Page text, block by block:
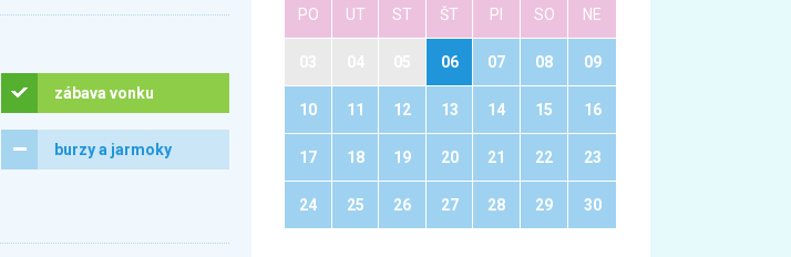
zábava vonku
burzy a jarmoky
PO UT ST ŠT PI SO NE
06 07 08 09
10 11 12 13 14 15 16
17 18 19 20 21 22 23
24 25 26 27 28 29 30